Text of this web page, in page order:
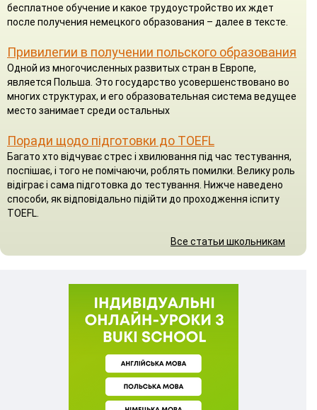
бесплатное обучение и какое трудоустройство их ждет
после получения немецкого образования – далее в тексте.
Привилегии в получении польского образования
Одной из многочисленных развитых стран в Европе,
является Польша. Это государство усовершенствовано во
многих структурах, и его образовательная система ведущее
место занимает среди остальных
Поради щодо підготовки до TOEFL
Багато хто відчуває стрес і хвилювання під час тестування,
поспішає, і того не помічаючи, роблять помилки. Велику роль
відіграє і сама підготовка до тестування. Нижче наведено
способи, як відповідально підійти до проходження іспиту
TOEFL.
Все статьи школьникам